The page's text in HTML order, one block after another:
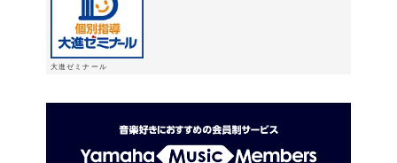
大進ゼミナール